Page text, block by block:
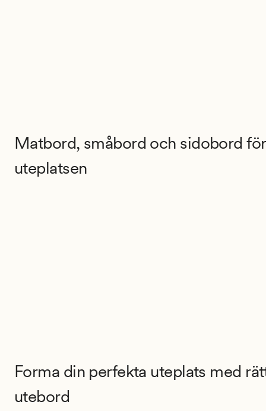
Matbord, småbord och sidobord för
uteplatsen
Forma din perfekta uteplats med
utebord